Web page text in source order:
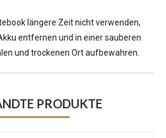
längere Zeit nicht verwenden,
entfernen und in einer sauberen
und trockenen Ort aufbewahren.
PRODUKTE